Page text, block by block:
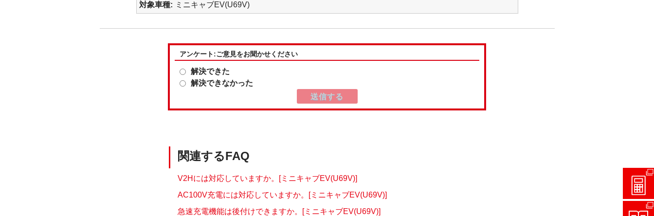
対象車種 ミニキャブEV(U69V)
アンケート:ご意見をお聞かせください
解決できた
解決できなかった
関連するFAQ
V2Hには対応していますか。[ミニキャブEV(U69V)]
AC100V充電には対応していますか。[ミニキャブEV(U69V)]
急速充電機能は後付けできますか。[ミニキャブEV(U69V)]